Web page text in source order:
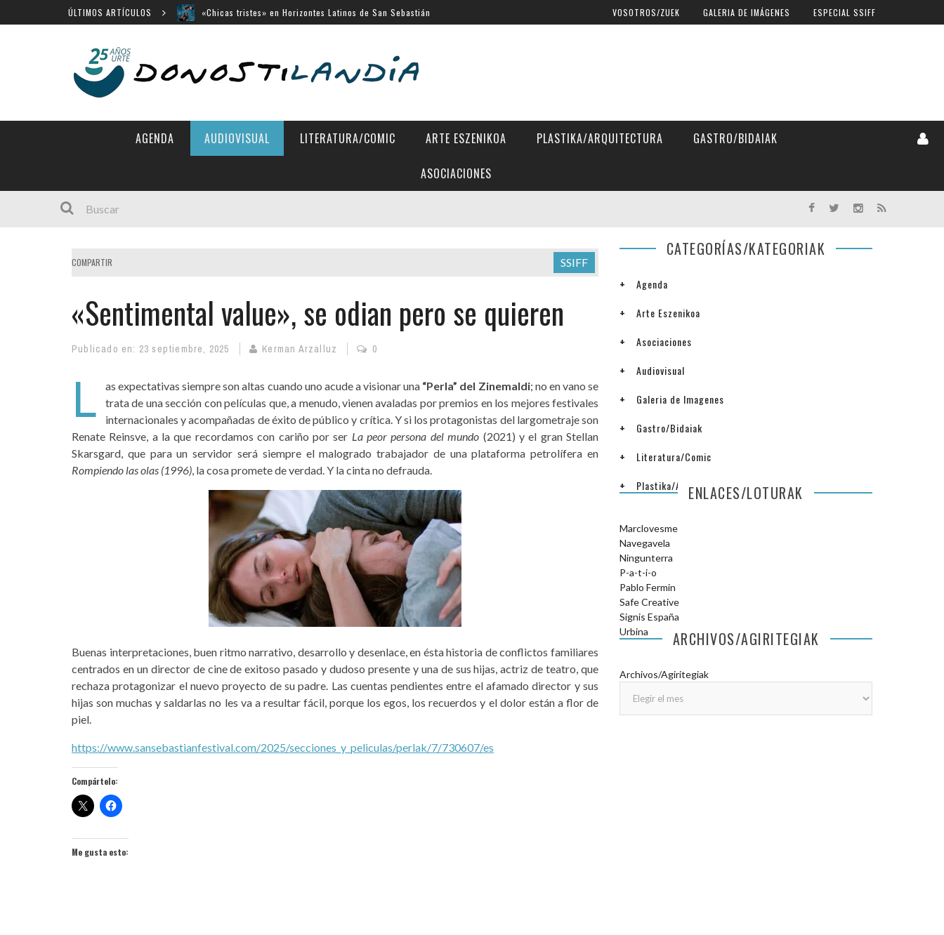
ÚLTIMOS ARTÍCULOS
«Búnker», en Sección Oficial de Venecia
14 largometrajes para «New Directors»
VOSOTROS/ZUEK GALERIA DE IMÁGENES ESPECIAL SSIFF
AGENDA AUDIOVISUAL LITERATURA/COMIC ARTE ESZENIKOA PLASTIKA/ARQUITECTURA GASTRO/BIDAIAK
ASOCIACIONES
COMPARTIR SSIFF
«Sentimental value», se odian pero se quieren
Publicado en: 23 septiembre, 2025 Kerman Arzalluz 0
L as expectativas siempre son altas cuando uno acude a visionar una “Perla” del Zinemaldi; no en vano se
trata de una sección con películas que, a menudo, vienen avaladas por premios en los mejores festivales
internacionales y acompañadas de éxito de público y crítica. Y si los protagonistas del largometraje son
Renate Reinsve, a la que recordamos con cariño por ser La peor persona del mundo (2021) y el gran Stellan
Skarsgard, que para un servidor será siempre el malogrado trabajador de una plataforma petrolífera en
Rompiendo las olas (1996), la cosa promete de verdad. Y la cinta no defrauda.
Buenas interpretaciones, buen ritmo narrativo, desarrollo y desenlace, en ésta historia de conflictos familiares
centrados en un director de cine de exitoso pasado y dudoso presente y una de sus hijas, actriz de teatro, que
rechaza protagonizar el nuevo proyecto de su padre. Las cuentas pendientes entre el afamado director y sus
hijas son muchas y saldarlas no les va a resultar fácil, porque los egos, los recuerdos y el dolor están a flor de
piel.
https://www.sansebastianfestival.com/2025/secciones_y_peliculas/perlak/7/730607/es
Compártelo:
Me gusta esto:
CATEGORÍAS/KATEGORIAK
Agenda
Arte Eszenikoa
Asociaciones
Audiovisual
Galeria de Imagenes
Gastro/Bidaiak
Literatura/Comic
Plastika/ArquitecturaENLACES/LOTURAK
Marclovesme
Navegavela
Ningunterra
P-a-t-i-o
Pablo Fermin
Safe Creative
Signis España
Urbina
ARCHIVOS/AGIRITEGIAK
Archivos/Agiritegiak